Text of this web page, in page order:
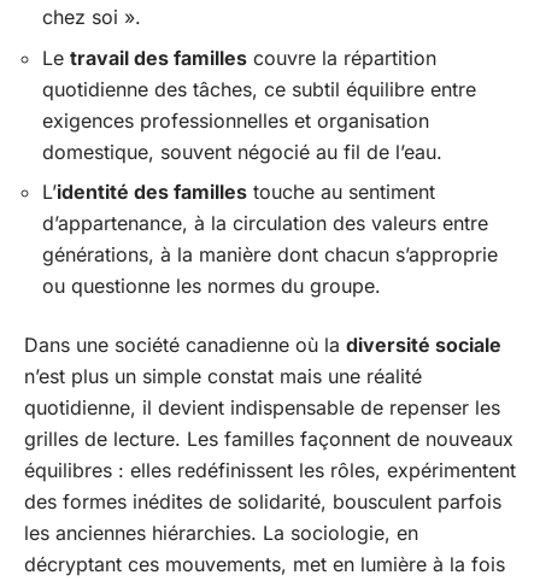
chez soi ».
Le travail des familles couvre la répartition
quotidienne des tâches, ce subtil équilibre entre
exigences professionnelles et organisation
domestique, souvent négocié au fil de l’eau.
L’identité des familles touche au sentiment
d’appartenance, à la circulation des valeurs entre
générations, à la manière dont chacun s’approprie
ou questionne les normes du groupe.
Dans une société canadienne où la diversité sociale
n’est plus un simple constat mais une réalité
quotidienne, il devient indispensable de repenser les
grilles de lecture. Les familles façonnent de nouveaux
équilibres : elles redéfinissent les rôles, expérimentent
des formes inédites de solidarité, bousculent parfois
les anciennes hiérarchies. La sociologie, en
décryptant ces mouvements, met en lumière à la fois